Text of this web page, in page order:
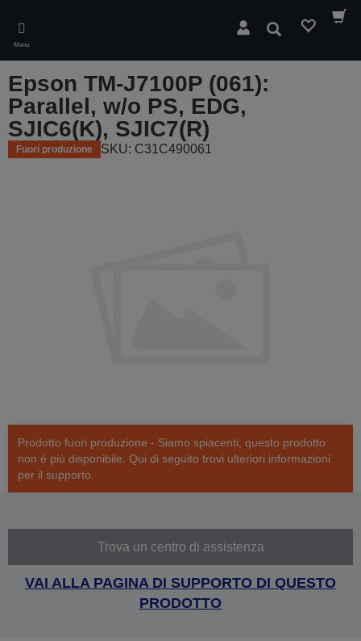
main
content
Menu
Cerca
Epson TM-J7100P (061):
Parallel, w/o PS, EDG,
SJIC6(K), SJIC7(R)
Fuori produzione SKU: C31C490061
Prodotto fuori produzione - Siamo spiacenti, questo prodotto
non è più disponibile. Qui di seguito trovi ulteriori informazioni
per il supporto.
Trova un centro di assistenza
VAI ALLA PAGINA DI SUPPORTO DI QUESTO
PRODOTTO